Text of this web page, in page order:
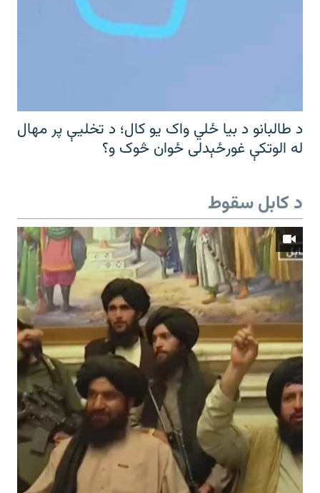
د طالبانو د بیا ځلي واک یو کال؛ د تخلیې پر مهال
له الوتکې غورځېدلی ځوان څوک و؟
د کابل سقوط